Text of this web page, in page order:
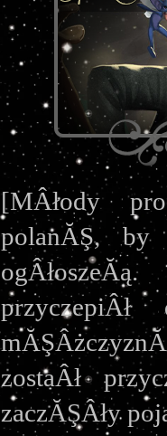
[MÂłody
polanĂŞ,
zostaÂł
zaczĂŞÂły